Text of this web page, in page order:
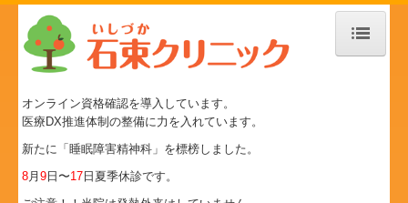
院長紹介
当院について
初めて受診される方へ
オンライン資格確認を導入しています。
医療DX推進体制の整備に力を入れています。
新たに「睡眠障害精神科」を標榜しました。
8月9 日〜17 日夏季休診です。